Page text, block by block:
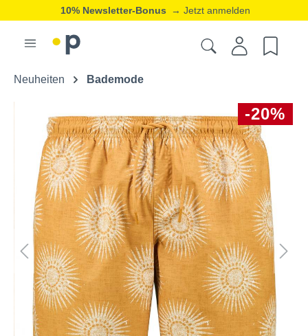
10% Newsletter-Bonus → Jetzt anmelden
Neuheiten Bademode
-20%